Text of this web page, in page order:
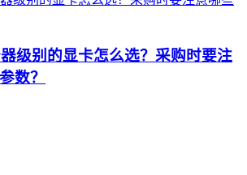
级别的显卡怎么选？采购时要注
数？